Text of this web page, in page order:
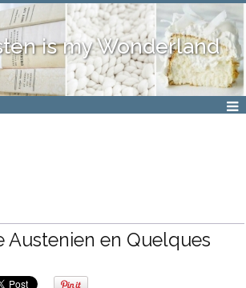
is my Wonderland
Austenien en Quelques